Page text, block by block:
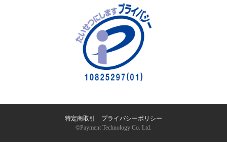
特定商取引
プライバシーポリシー
©︎Payment Technology Co. Ltd.